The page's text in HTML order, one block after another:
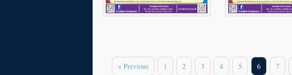
« Previous 1 2 3 4 5 6 7